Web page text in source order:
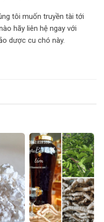
tôi muốn truyền tài tới
hãy liên hệ ngay với
dược cu chó này.